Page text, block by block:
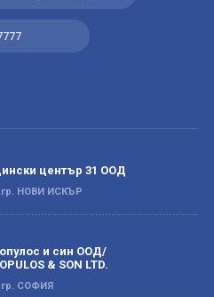
център 31 ООД
гр. НОВИ ИСКЪР
и син ООД/
& SON LTD.
гр. СОФИЯ